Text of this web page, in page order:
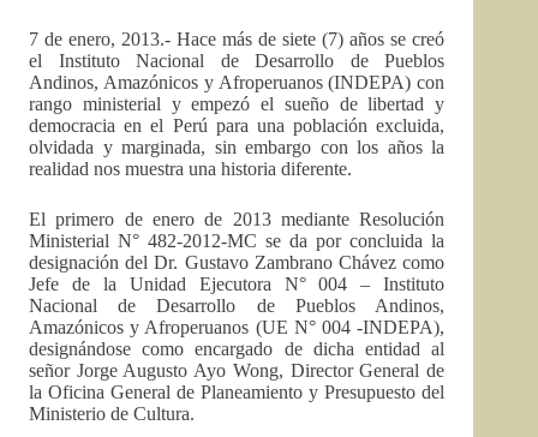
7 de enero, 2013.- Hace más de siete (7) años se creó
el Instituto Nacional de Desarrollo de Pueblos
Andinos, Amazónicos y Afroperuanos (INDEPA) con
rango ministerial y empezó el sueño de libertad y
democracia en el Perú para una población excluida,
olvidada y marginada, sin embargo con los años la
realidad nos muestra una historia diferente.
El primero de enero de 2013 mediante Resolución
Ministerial N° 482-2012-MC se da por concluida la
designación del Dr. Gustavo Zambrano Chávez como
Jefe de la Unidad Ejecutora N° 004 – Instituto
Nacional de Desarrollo de Pueblos Andinos,
Amazónicos y Afroperuanos (UE N° 004 -INDEPA),
designándose como encargado de dicha entidad al
señor Jorge Augusto Ayo Wong, Director General de
la Oficina General de Planeamiento y Presupuesto del
Ministerio de Cultura.